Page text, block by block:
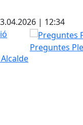
| 12:34
Preguntes Ple